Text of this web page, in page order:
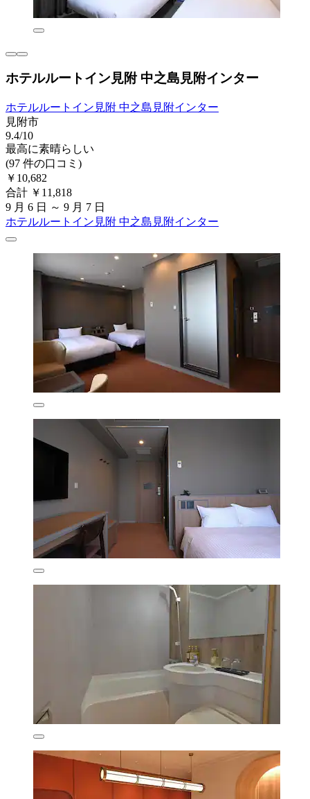
ホテルルートイン見附 中之島見附インター
ホテルルートイン見附 中之島見附インター
見附市
9.4/10
最高に素晴らしい
(97 件の口コミ)
￥10,682
合計 ￥11,818
9 月 6 日 ～ 9 月 7 日
ホテルルートイン見附 中之島見附インター